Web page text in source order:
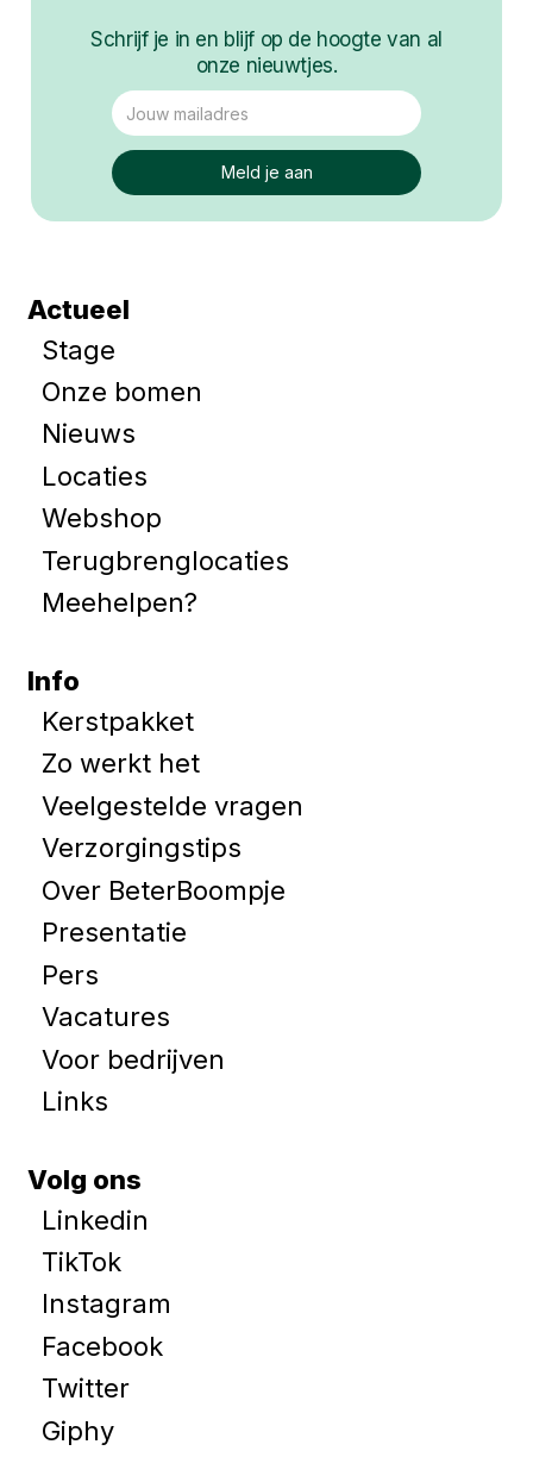
Schrijf je in en blijf op de hoogte van al
onze nieuwtjes.
Actueel
Stage
Onze bomen
Nieuws
Locaties
Webshop
Terugbrenglocaties
Meehelpen?
Info
Kerstpakket
Zo werkt het
Veelgestelde vragen
Verzorgingstips
Over BeterBoompje
Presentatie
Pers
Vacatures
Voor bedrijven
Links
Volg ons
Linkedin
TikTok
Instagram
Facebook
Twitter
Giphy